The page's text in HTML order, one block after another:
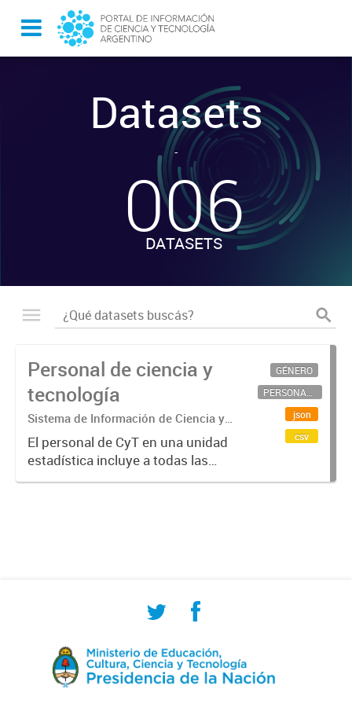
Datasets
-
006
DATASETS
Personal de ciencia y
tecnología
Sistema de Información de Ciencia y
Tecnología Argentino (SICYTAR)
El personal de CyT en una unidad
estadística incluye a todas las
personas involucradas
GÉNERO
PERSONAL CIENTÍFICO-TECNOLÓGICO
json
csv